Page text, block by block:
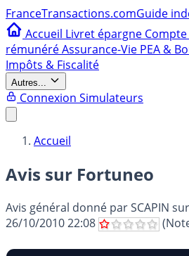
FranceTransactions.comGuide
Accueil Livret épargne
rémunéréAssurance-Vie PEA &
Impôts & Fiscalité
Autres...
Connexion Simulateurs
Accueil
Avis sur Fortuneo
Avis général donné parSCAPIN sur
26/10/2010 22:08